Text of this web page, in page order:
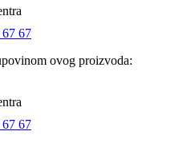
67
ovog proizvoda:
67